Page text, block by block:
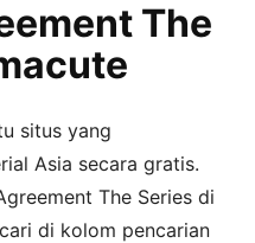
The
situs yang
Asia secara gratis.
The Series di
di kolom pencarian